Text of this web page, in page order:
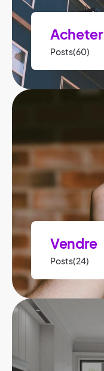
Acheter
Posts(60)
Vendre
Posts(24)